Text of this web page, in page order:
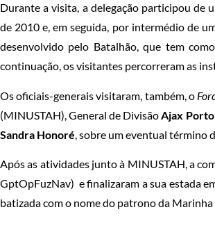
Durante a visita, a delegação participou de
de 2010 e, em seguida, por intermédio de
desenvolvido pelo Batalhão, que tem
continuação, os visitantes percorreram as
Os oficiais-generais visitaram, também, o
(MINUSTAH), General de Divisão Ajax
Sandra Honoré , sobre um eventual término
Após as atividades junto à MINUSTAH, a
GptOpFuzNav) e finalizaram a sua estada
batizada com o nome do patrono da